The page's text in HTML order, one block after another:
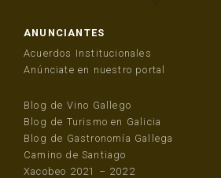
ANUNCIANTES
Acuerdos Institucionales
Anúnciate en nuestro portal
Blog de Vino Gallego
Blog de Turismo en Galicia
Blog de Gastronomía Gallega
Camino de Santiago
Xacobeo 2021 – 2022